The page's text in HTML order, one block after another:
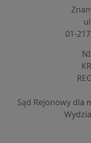
01-
Sąd Rejonowy dla